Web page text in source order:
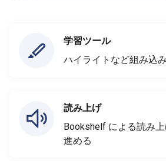
学習ツール
ハイライトなど組み込
読み上げ
Bookshelf による読み
進める